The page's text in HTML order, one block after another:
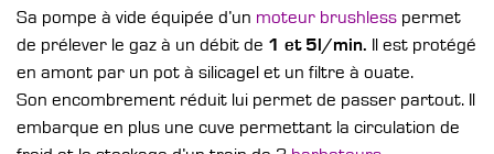
Sa pompe à vide équipée d’un moteur brushless permet
de prélever le gaz à un débit de 1 et 5l/min. Il est protégé
en amont par un pot à silicagel et un filtre à ouate.
Son encombrement réduit lui permet de passer partout. Il
embarque en plus une cuve permettant la circulation de